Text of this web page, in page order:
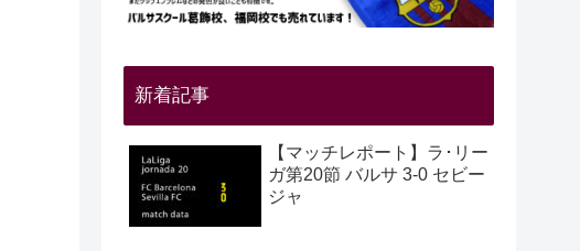
新着記事
【マッチレポート】ラ･リー
ガ第20節 バルサ 3-0 セビー
ジャ